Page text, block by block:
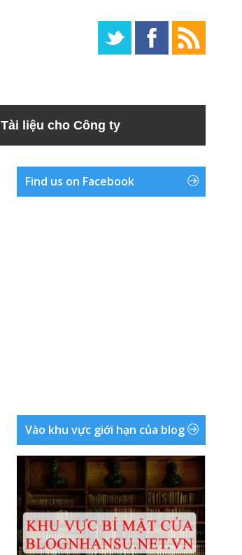
Tài liệu cho Công ty
Find us on Facebook
Vào khu vực giới hạn của blog